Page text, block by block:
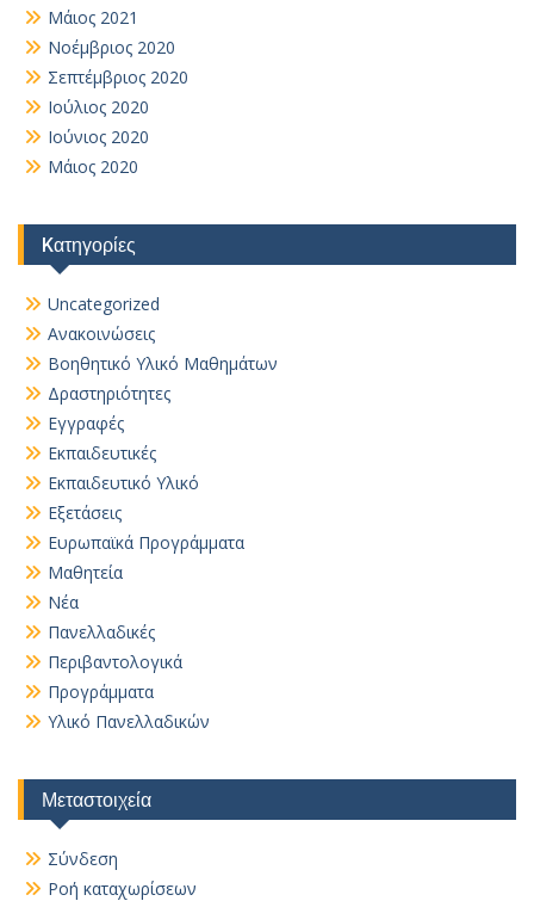
Μάιος 2021
Νοέμβριος 2020
Σεπτέμβριος 2020
Ιούλιος 2020
Ιούνιος 2020
Μάιος 2020
Kατηγορίες
Uncategorized
Ανακοινώσεις
Βοηθητικό Yλικό Mαθημάτων
Δραστηριότητες
Εγγραφές
Εκπαιδευτικές
Εκπαιδευτικό Υλικό
Εξετάσεις
Ευρωπαϊκά Προγράμματα
Μαθητεία
Νέα
Πανελλαδικές
Περιβαντολογικά
Προγράμματα
Υλικό Πανελλαδικών
Μεταστοιχεία
Σύνδεση
Ροή καταχωρίσεων